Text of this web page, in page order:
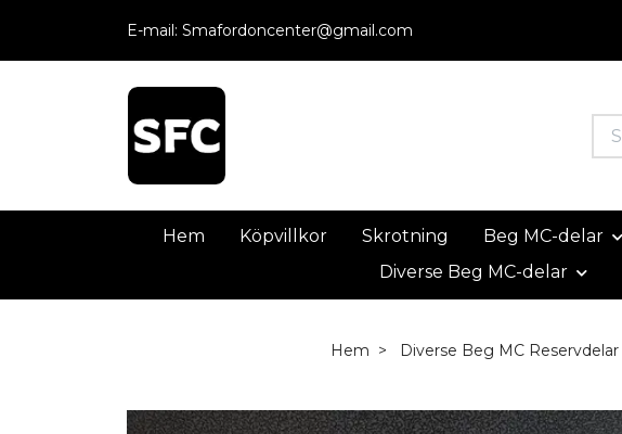
E-mail: Smafordoncenter@gmail.com
Hem Köpvillkor Skrotning Beg MC-delar
Diverse Beg MC-delar
Hem Diverse Beg MC Reservdelar